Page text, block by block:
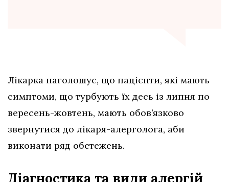
Лікарка наголошує, що пацієнти, які мають
симптоми, що турбують їх десь із липня по
вересень-жовтень, мають обов’язково
звернутися до лікаря-алерголога, аби
виконати ряд обстежень.
Діагностика та види алергій